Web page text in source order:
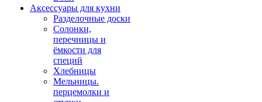
Аксессуары для кухни
Разделочные доски
Солонки,
перечницы и
ёмкости для
специй
Хлебницы
Мельницы.
перцемолки и